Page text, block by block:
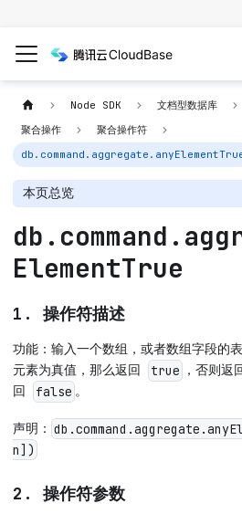
Node SDK
文档型数据库
聚合操作
聚合操作符
本页总览
ElementTrue
1. 操作符描述
功能：输入一个数组，或者数组字段的
元素为真值，那么返回
true ，否则返
回
false 。
声明：
n])
2. 操作符参数